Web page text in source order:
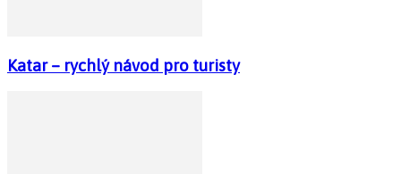
Katar – rychlý návod pro turisty